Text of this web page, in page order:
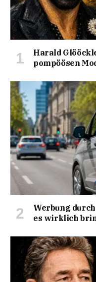
Harald
pompöösen
Werbung
es wirklich